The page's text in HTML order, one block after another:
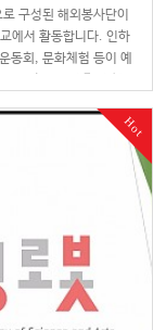
구성된 해외봉사단이
에서 활동합니다. 인하
동회, 문화체험 등이 예
Hot